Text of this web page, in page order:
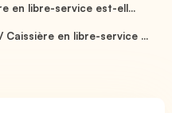
en libre-service est-ell...
Caissière en libre-service ...